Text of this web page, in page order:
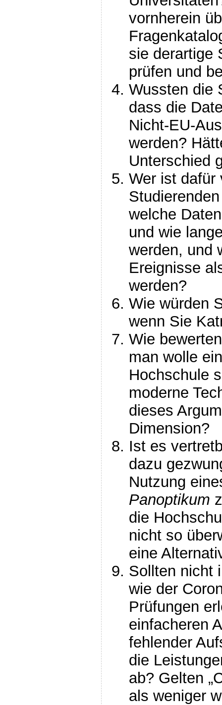
vornherein
sie derartige
prüfen und
Wussten die
dass die
Nicht-EU-
werden?
Unterschied
Wer ist dafür
welche
und wie
werden, und
Ereignisse
werden?
Wie würden
wenn Sie
Wie
man wolle
Hochschule
moderne
dieses
Dimension?
Ist es
dazu
Nutzung
Panoptikum
die
nicht so
eine
Sollten nicht
wie der
Prüfungen
einfacheren
fehlender
die
ab? Gelten
als weniger